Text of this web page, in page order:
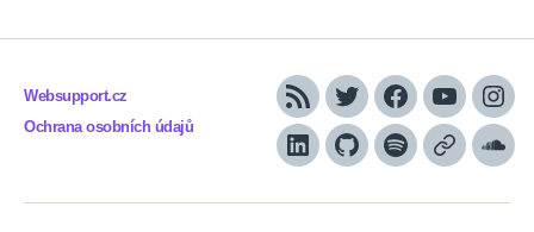
Websupport.cz
Ochrana osobních údajů
RSS TwitterFacebook
YouTube
LinkedInGithubSpotifyApple